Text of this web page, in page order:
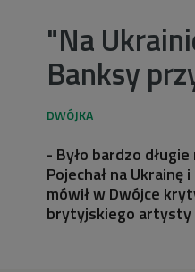
"Na
Banksy
- Było bardzo
Pojechał na
mówił w Dwójce
brytyjskiego artysty